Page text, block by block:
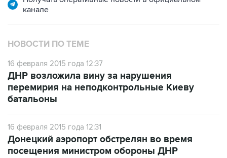
канале
НОВОСТИ ПО ТЕМЕ
16 февраля 2015 года 12:37
ДНР возложила вину за нарушения
перемирия на неподконтрольные Киеву
батальоны
16 февраля 2015 года 12:31
Донецкий аэропорт обстрелян во время
посещения министром обороны ДНР